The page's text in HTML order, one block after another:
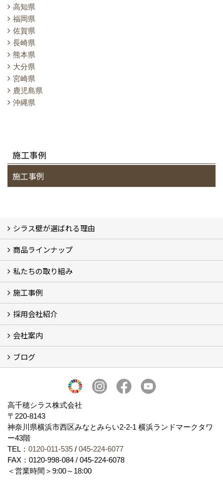
高知県
福岡県
佐賀県
長崎県
熊本県
大分県
宮崎県
鹿児島県
沖縄県
施工事例
施工事例
シラス壁が選ばれる理由
シラスストーリー
こだわり
シラス壁の驚くべき性能
商品ラインナップ
一覧
内装仕上げ材
外装仕上げ材
舗装材
水性無機高分子系ハイブリッド型塗料
エコリフォーム
消臭壁紙
Q&A
資料PDF
私たちの取り組み
SDGs、GHGへの取り組み (2)
マグマシラス米
特別対談 (2)
高千穂シラス解説ムービー
研究プロジェクト (4)
プロジェクト (3)
施工事例
施工事例
お客様からのお便り
採用会社紹介
採用会社紹介
「鏝人の会」左官店のご紹介
会社案内
会社概要・沿革
代表の実績
製造紹介
ショールーム
アクセス
採用情報
バナーダウンロード
プライバシーポリシー
Takachiho Shirasu Global Site
LINE公式アカウント
ブログ
高千穂シラス株式会社
〒220-8143
神奈川県横浜市西区みなとみらい2‐2‐1 横浜ランドマークタワ
ー43階
TEL： 0120-011-535 / 045-224-6077
FAX：0120-998-084 / 045-224-6078
＜営業時間＞9:00～18:00